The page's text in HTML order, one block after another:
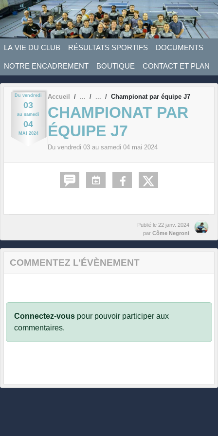
LA VIE DU CLUB RÉSULTATS SPORTIFS DOCUMENTS
NOTRE ENCADREMENT BOUTIQUE CONTACT ET PLAN
Du vendredi
03
au samedi
04
MAI 2024
Accueil Championat par équipe J7
CHAMPIONAT PAR
ÉQUIPE J7
Du vendredi 03 au samedi 04 mai 2024
Publié le 22 janv. 2024
par Côme Negroni
COMMENTEZ L’ÉVÈNEMENT
Connectez-vous pour pouvoir participer aux
commentaires.
Panneau de gestion des cookies